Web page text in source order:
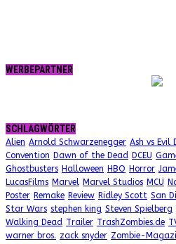
WERBEPARTNER
SCHLAGWÖRTER
Alien Arnold Schwarzenegger Ash vs Evil
Convention Dawn of the Dead DCEU
Ghostbusters Halloween HBO Horror
LucasFilms Marvel Marvel Studios MCU
Poster Remake Review Ridley Scott San
Star Wars stephen king Steven Spielberg
Walking Dead Trailer TrashZombies.de
warner bros. zack snyder Zombie-